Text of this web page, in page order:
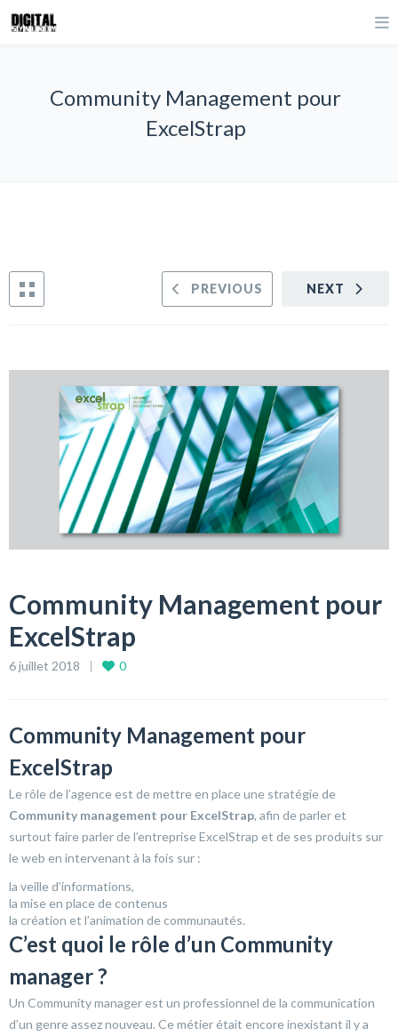
Community Management pour
ExcelStrap
NEXT
PREVIOUS
Community Management pour
ExcelStrap
6 juillet 2018 0
Community Management pour
ExcelStrap
Le rôle de l’agence est de mettre en place une stratégie de
Community management pour ExcelStrap, afin de parler et
surtout faire parler de l’entreprise ExcelStrap et de ses produits sur
le web en intervenant à la fois sur :
la veille d’informations,
la mise en place de contenus
la création et l’animation de communautés.
C’est quoi le rôle d’un Community
manager ?
Un Community manager est un professionnel de la communication
d’un genre assez nouveau. Ce métier était encore inexistant il y a